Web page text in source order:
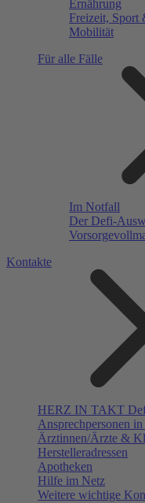
Ernährung
Freizeit, Sport
Mobilität
Für alle Fälle
Im Notfall
Der Defi-
Kontakte
HERZ IN TAKT
Ansprechpersonen
Ärztinnen/Ärzte &
Herstelleradressen
Apotheken
Hilfe im Netz
Weitere wichtige